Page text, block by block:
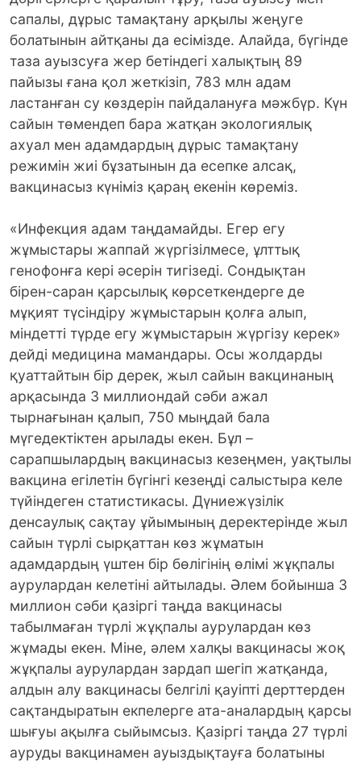
сапалы, дұрыс тамақтану арқылы жеңуге
болатынын айтқаны да есімізде. Алайда, бүгінде
таза ауызсуға жер бетіндегі халықтың 89
пайызы ғана қол жеткізіп, 783 млн адам
ластанған су көздерін пайдалануға мәжбүр. Күн
сайын төмендеп бара жатқан экологиялық
ахуал мен адамдардың дұрыс тамақтану
режимін жиі бұзатынын да есепке алсақ,
вакцинасыз күніміз қараң екенін көреміз.
«Инфекция адам таңдамайды. Егер егу
жұмыстары жаппай жүргізілмесе, ұлттық
генофонға кері әсерін тигізеді. Сондықтан
бірен-саран қарсылық көрсеткендерге де
мұқият түсіндіру жұмыстарын қолға алып,
міндетті түрде егу жұмыстарын жүргізу керек»
дейді медицина мамандары. Осы жолдарды
қуаттайтын бір дерек, жыл сайын вакцинаның
арқасында 3 миллиондай сәби ажал
тырнағынан қалып, 750 мыңдай бала
мүгедектіктен арылады екен. Бұл –
сарапшылардың вакцинасыз кезеңмен, уақтылы
вакцина егілетін бүгінгі кезеңді салыстыра келе
түйіндеген статистикасы. Дүниежүзілік
денсаулық сақтау ұйымының деректерінде жыл
сайын түрлі сырқаттан көз жұматын
адамдардың үштен бір бөлігінің өлімі жұқпалы
аурулардан келетіні айтылады. Әлем бойынша 3
миллион сәби қазіргі таңда вакцинасы
табылмаған түрлі жұқпалы аурулардан көз
жұмады екен. Міне, әлем халқы вакцинасы жоқ
жұқпалы аурулардан зардап шегіп жатқанда,
алдын алу вакцинасы белгілі қауіпті дерттерден
сақтандыратын екпелерге ата-аналардың қарсы
шығуы ақылға сыйымсыз. Қазіргі таңда 27 түрлі
ауруды вакцинамен ауыздықтауға болатыны